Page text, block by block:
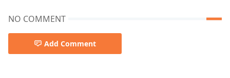
NO COMMENT
Add Comment